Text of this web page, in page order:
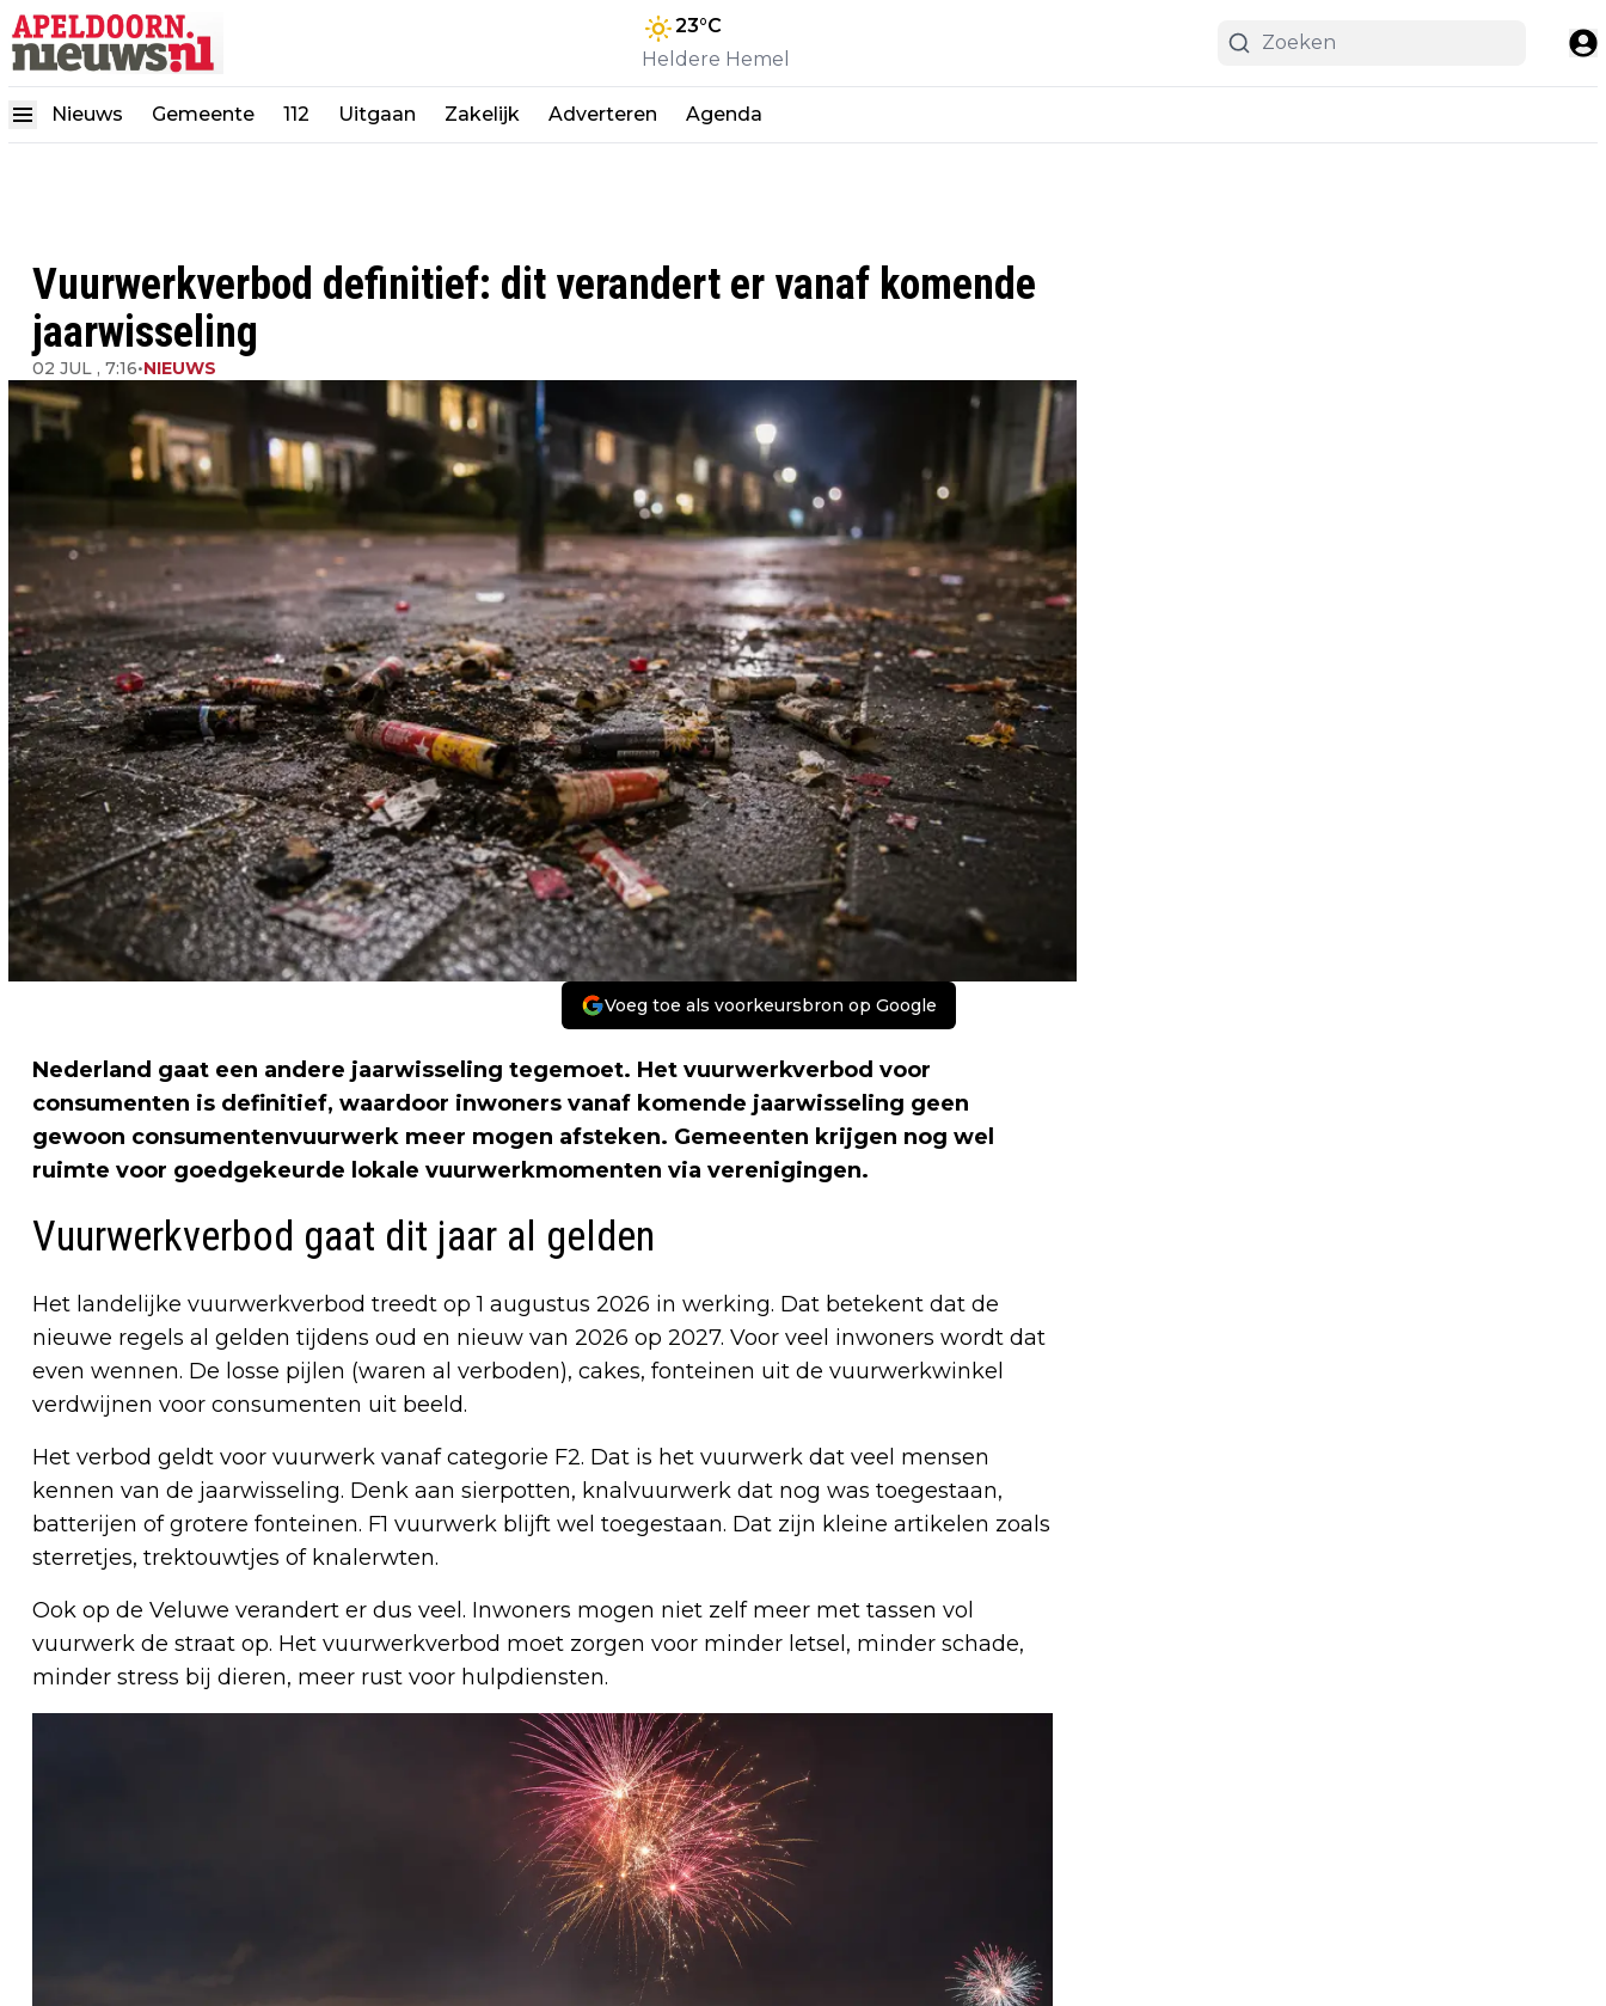
23°C
Heldere Hemel
Nieuws Gemeente 112 Uitgaan Zakelijk Adverteren Agenda
Vuurwerkverbod definitief: dit verandert er vanaf komende
jaarwisseling
02 JUL , 7:16•NIEUWS
Voeg toe als voorkeursbron op Google
Nederland gaat een andere jaarwisseling tegemoet. Het vuurwerkverbod voor
consumenten is definitief, waardoor inwoners vanaf komende jaarwisseling geen
gewoon consumentenvuurwerk meer mogen afsteken. Gemeenten krijgen nog wel
ruimte voor goedgekeurde lokale vuurwerkmomenten via verenigingen.
Vuurwerkverbod gaat dit jaar al gelden
Het landelijke vuurwerkverbod treedt op 1 augustus 2026 in werking. Dat betekent dat de
nieuwe regels al gelden tijdens oud en nieuw van 2026 op 2027. Voor veel inwoners wordt dat
even wennen. De losse pijlen (waren al verboden), cakes, fonteinen uit de vuurwerkwinkel
verdwijnen voor consumenten uit beeld.
Het verbod geldt voor vuurwerk vanaf categorie F2. Dat is het vuurwerk dat veel mensen
kennen van de jaarwisseling. Denk aan sierpotten, knalvuurwerk dat nog was toegestaan,
batterijen of grotere fonteinen. F1 vuurwerk blijft wel toegestaan. Dat zijn kleine artikelen zoals
sterretjes, trektouwtjes of knalerwten.
Ook op de Veluwe verandert er dus veel. Inwoners mogen niet zelf meer met tassen vol
vuurwerk de straat op. Het vuurwerkverbod moet zorgen voor minder letsel, minder schade,
minder stress bij dieren, meer rust voor hulpdiensten.